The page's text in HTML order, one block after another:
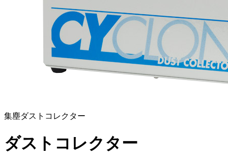
集塵ダストコレクター
ダストコレクター